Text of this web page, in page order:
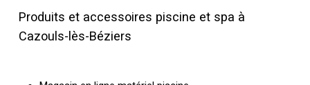
Produits et accessoires piscine et spa à
Cazouls-lès-Béziers